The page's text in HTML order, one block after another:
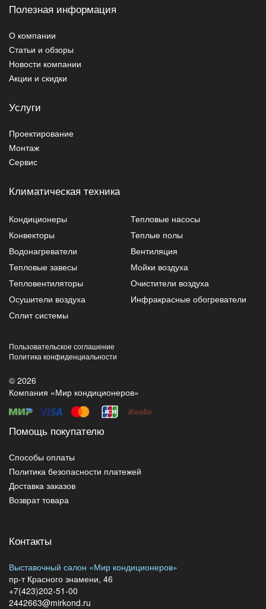
Полезная информация
О компании
Статьи и обзоры
Новости компании
Акции и скидки
Услуги
Проектирование
Монтаж
Сервис
Климатическая техника
Кондиционеры
Тепловые насосы
Конвекторы
Теплые полы
Водонагреватели
Вентиляция
Тепловые завесы
Мойки воздуха
Тепловентиляторы
Очистители воздуха
Осушители воздуха
Инфракрасные обогреватели
Сплит системы
Пользовательское соглашение
Политика конфиденциальности
© 2026
Компания «Мир кондиционеров»
Помощь покупателю
Способы оплаты
Политика безопасности платежей
Доставка заказов
Возврат товара
Контакты
Выставочный салон «Мир кондиционеров»
пр-т Красного знамени, 46
+7(423)202-51-00
2442663@mirkond.ru